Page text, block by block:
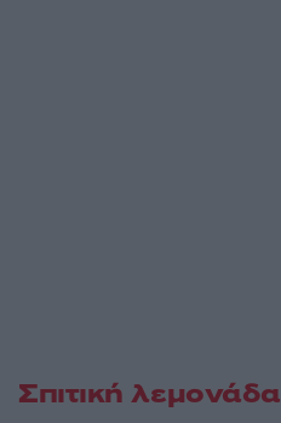
Σπιτική λεμονάδα